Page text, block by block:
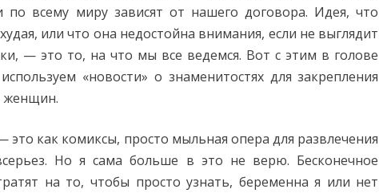
по всему миру зависят от нашего договора. Идея, что
или что она недостойна внимания, если не выглядит
— это то, на что мы все ведемся. Вот с этим в голове
«новости» о знаменитостях для закрепления
женщин.
это как комиксы, просто мыльная опера для развлечения
Но я сама больше в это не верю. Бесконечное
на то, чтобы просто узнать, беременна я или нет